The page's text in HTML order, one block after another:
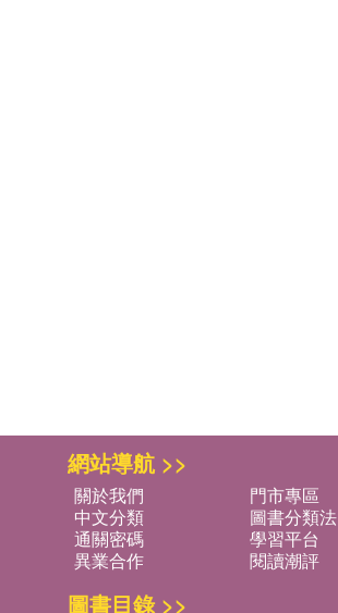
網站導航 >>
關於我們 門市專區
中文分類
圖書分類法
通關密碼
學習平台
異業合作
閱讀潮評
圖書目錄 >>